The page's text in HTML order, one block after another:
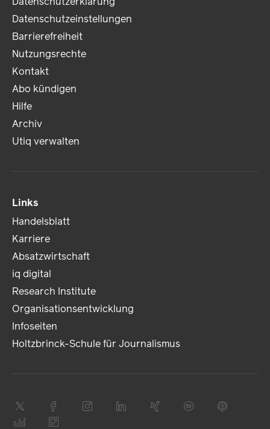
Datenschutzeinstellungen
Barrierefreiheit
Nutzungsrechte
Kontakt
Abo kündigen
Hilfe
Archiv
Utiq verwalten
Links
Handelsblatt
Karriere
Absatzwirtschaft
iq digital
Research Institute
Organisationsentwicklung
Infoseiten
Holtzbrinck-Schule für Journalismus